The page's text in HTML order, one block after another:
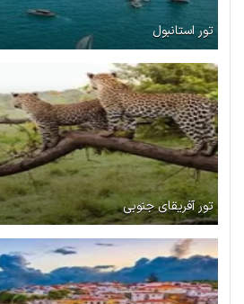
تور استانبول
تور آفریقای جنوبی